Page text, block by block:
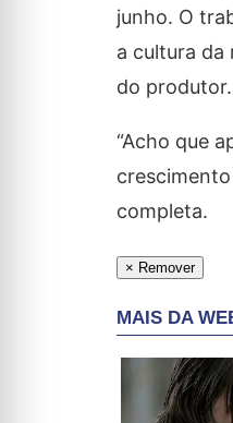
junho. O
a cultura da
do produtor.
“Acho que
completa.
× Remover